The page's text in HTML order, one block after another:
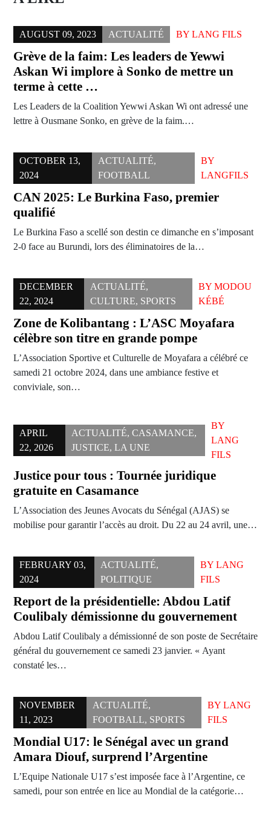
AUGUST 09, 2023 ACTUALITÉ BY LANG FILS
Grève de la faim: Les leaders de Yewwi
Askan Wi implore à Sonko de mettre un
terme à cette …
Les Leaders de la Coalition Yewwi Askan Wi ont adressé une
lettre à Ousmane Sonko, en grève de la faim.…
OCTOBER 13,
2024
ACTUALITÉ,
FOOTBALL
BY
LANGFILS
CAN 2025: Le Burkina Faso, premier
qualifié
Le Burkina Faso a scellé son destin ce dimanche en s’imposant
2-0 face au Burundi, lors des éliminatoires de la…
DECEMBER
22, 2024
ACTUALITÉ,
CULTURE, SPORTS
BY MODOU
KÉBÉ
Zone de Kolibantang : L’ASC Moyafara
célèbre son titre en grande pompe
L’Association Sportive et Culturelle de Moyafara a célébré ce
samedi 21 octobre 2024, dans une ambiance festive et
conviviale, son…
APRIL
22, 2026
ACTUALITÉ, CASAMANCE,
JUSTICE, LA UNE
BY
LANG
FILS
Justice pour tous : Tournée juridique
gratuite en Casamance
L’Association des Jeunes Avocats du Sénégal (AJAS) se
mobilise pour garantir l’accès au droit. Du 22 au 24 avril, une…
FEBRUARY 03,
2024
ACTUALITÉ,
POLITIQUE
BY LANG
FILS
Report de la présidentielle: Abdou Latif
Coulibaly démissionne du gouvernement
Abdou Latif Coulibaly a démissionné de son poste de Secrétaire
général du gouvernement ce samedi 23 janvier. « Ayant
constaté les…
NOVEMBER
11, 2023
ACTUALITÉ,
FOOTBALL, SPORTS
BY LANG
FILS
Mondial U17: le Sénégal avec un grand
Amara Diouf, surprend l’Argentine
L’Equipe Nationale U17 s’est imposée face à l’Argentine, ce
samedi, pour son entrée en lice au Mondial de la catégorie…